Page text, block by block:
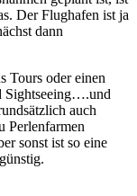
Der Flughafen ist ja
dann
Tours oder einen
Sightseeing….und
auch
Perlenfarmen
sonst ist so eine